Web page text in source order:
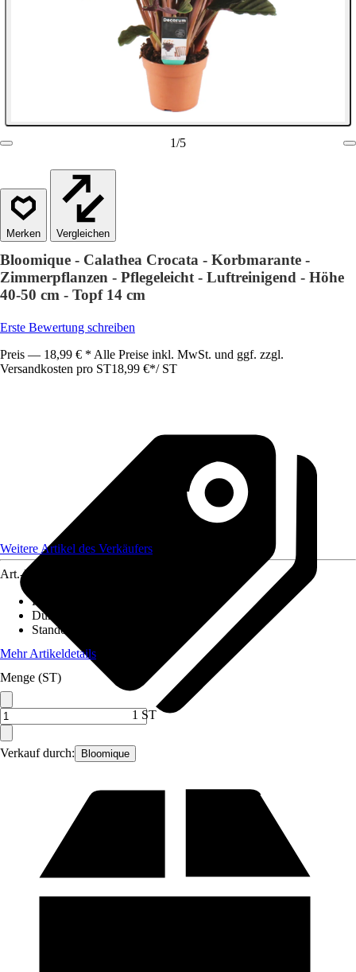
1/5
Vergleichen
Bloomique - Calathea Crocata - Korbmarante -
Zimmerpflanzen - Pflegeleicht - Luftreinigend - Höhe
40-50 cm - Topf 14 cm
Erste Bewertung schreiben
Preis — 18,99 € * Alle Preise inkl. MwSt. und ggf. zzgl.
Versandkosten pro ST18,99 €*/ ST
Verkauf durch: Bloomique
Weitere Artikel des Verkäufers
Art.-Nr.
Höhe inkl. Kulturtopf
Durchmesser Kulturtopf
Standort
Mehr Artikeldetails
Menge (ST)
1 ST